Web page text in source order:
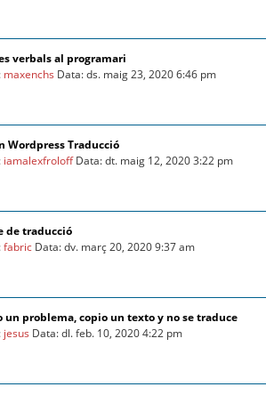
verbals al programari
maxenchs Data: ds. maig 23, 2020 6:46 pm
Wordpress Traducció
iamalexfroloffData: dt. maig 12, 2020 3:22 pm
de traducció
fabric Data: dv. març 20, 2020 9:37 am
un problema, copio un texto y no se traduce
jesus Data: dl. feb. 10, 2020 4:22 pm